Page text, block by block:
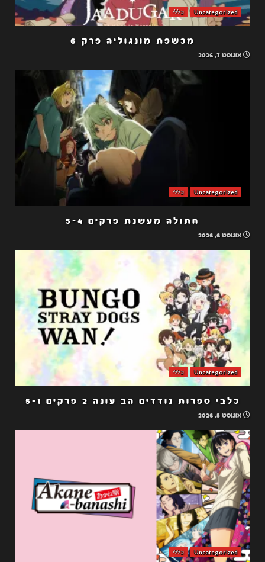
Uncategorized כללי
מכשפת מונגוליה פרק 6
אוגוסט 7, 2026
Uncategorized כללי
חתולה מעשנת פרקים 5-4
אוגוסט 6, 2026
Uncategorized כללי
כלבי ספרות נודדים הב עונה 2 פרקים 5-1
אוגוסט 5, 2026
Uncategorized כללי